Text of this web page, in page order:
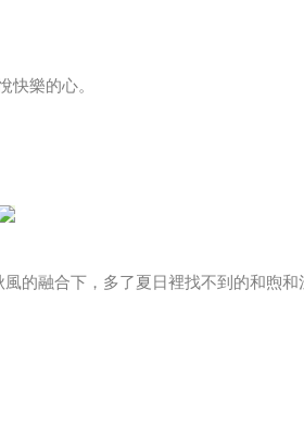
快樂的心。
的融合下，多了夏日裡找不到的和煦和